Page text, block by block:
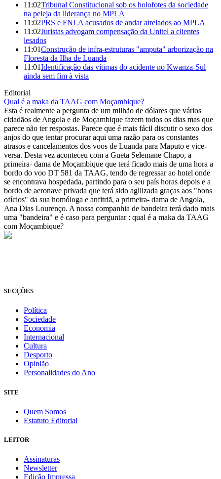
11:02Tribunal Constitucional sob os holofotes da sociedade
na peleja da liderança no MPLA
11:02PRS e FNLA acusados de andar atrelados ao MPLA
11:02Juristas advogam compensação da Unitel a clientes
lesados
11:01Construção de infra-estruturas "amputa" arborização na
Floresta da Ilha de Luanda
11:01Identificação das vítimas do acidente no Kwanza-Sul
ainda sem fim à vista
Editorial
Qual é a maka da TAAG com Moçambique?
Esta é realmente a pergunta de um milhão de dólares que vários
cidadãos de Angola e de Moçambique fazem todos os dias mas que
parece não ter respostas. Parece que é mais fácil discutir o sexo dos
anjos do que tentar procurar aqui uma razão para os constantes
atrasos e cancelamentos dos voos de Luanda para Maputo e vice-
versa. Desta vez aconteceu com a Gueta Selemane Chapo, a
primeira- dama de Moçambique que terá ficado mais de uma hora a
bordo do voo DT 581 da TAAG, tendo de regressar ao hotel onde
se encontrava hospedada, partindo para o seu país horas depois e a
bordo de aeronave privada que terá sido agilizada graças aos "bons
ofícios" da sua homóloga e anfitriã, a primeira- dama de Angola,
Ana Dias Lourenço. A nossa companhia de bandeira terá dado mais
uma "bandeira" e é caso para perguntar : qual é a maka da TAAG
com Moçambique?
SECÇÕES
Política
Sociedade
Economia
Internacional
Cultura
Desporto
Opinião
Personalidades do Ano
SITE
Quem Somos
Estatuto Editorial
LEITOR
Assinaturas
Newsletter
Edição Impressa